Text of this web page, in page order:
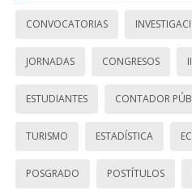
CONVOCATORIAS
JORNADAS CONGRESOS
ESTUDIANTES CONTADOR
TURISMO ESTADÍSTICA
POSGRADO POSTÍTULOS